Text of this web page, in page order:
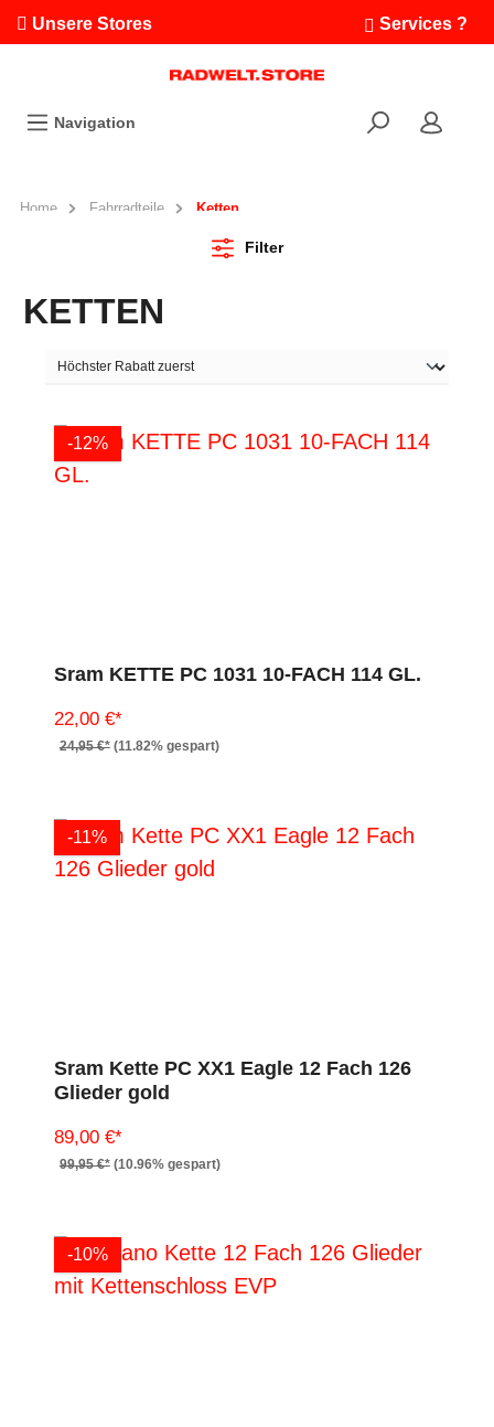
Unsere Stores Services ?
Ausfahrten
Bikefinder
Navigation
Home Fahrradteile Ketten
Filter
KETTEN
-12%
Sram KETTE PC 1031 10-FACH 114 GL.
22,00 €*
24,95 €* (11.82% gespart)
-11%
Sram Kette PC XX1 Eagle 12 Fach 126
Glieder gold
89,00 €*
99,95 €* (10.96% gespart)
-10%